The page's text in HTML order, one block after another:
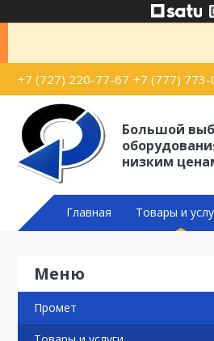
+7 (727) 220-77-67 +7 (777)
Большой
низким
Главная Товары и
Промет